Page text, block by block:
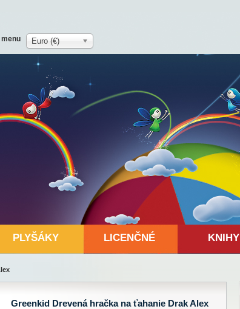
Euro (€)
PLYŠÁKY LICENČNÉ KNIHY
Greenkid Drevená hračka na ťahanie Drak Alex